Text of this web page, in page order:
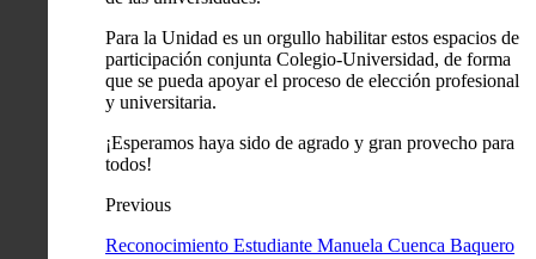
Para la Unidad es un orgullo habilitar estos espacios de
participación conjunta Colegio-Universidad, de forma
que se pueda apoyar el proceso de elección profesional
y universitaria.
¡Esperamos haya sido de agrado y gran provecho para
todos!
Previous
Reconocimiento Estudiante Manuela Cuenca Baquero